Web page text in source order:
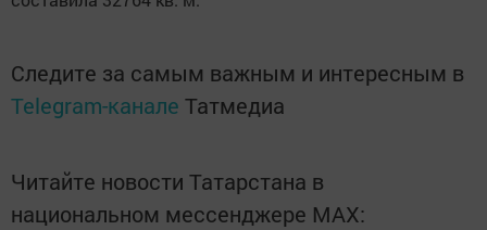
Следите за самым важным и интересным в
Telegram-канале Татмедиа
Читайте новости Татарстана в
национальном мессенджере MАХ: